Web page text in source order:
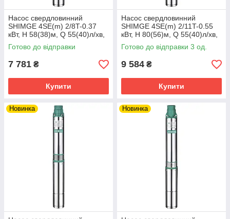
Насос свердловинний
SHIMGE 4SE(m) 2/8T-0.37
кВт, Н 58(38)м, Q 55(40)л/хв,
Ø96 мм, (кабель 30 м)
Готово до відправки
7 781 ₴
Купити
Насос свердловинний
SHIMGE 4SE(m) 2/11T-0.55
кВт, Н 80(56)м, Q 55(40)л/хв,
Ø96 мм, (кабель 40 м)
Готово до відправки 3 од.
9 584 ₴
Купити
Новинка Новинка